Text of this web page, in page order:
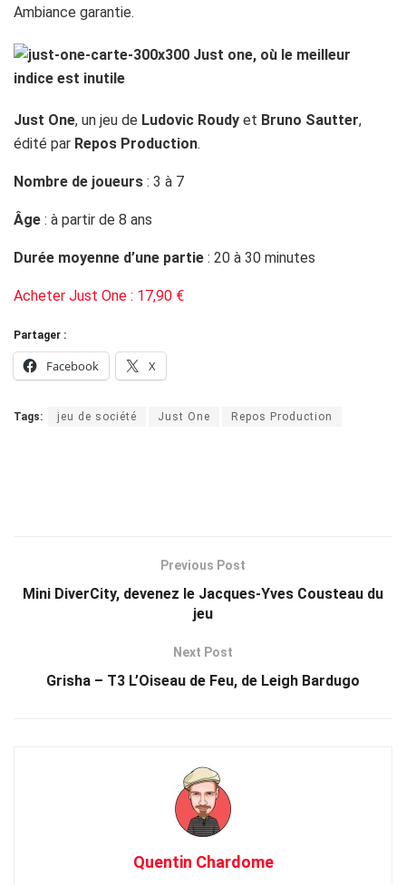
Ambiance garantie.
Just One, un jeu de Ludovic Roudy et Bruno Sautter,
édité par Repos Production.
Nombre de joueurs : 3 à 7
Âge : à partir de 8 ans
Durée moyenne d’une partie : 20 à 30 minutes
Acheter Just One : 17,90 €
Partager :
Facebook X
Tags: jeu de société Just One Repos Production
Previous Post
Mini DiverCity, devenez le Jacques-Yves Cousteau du
jeu
Next Post
Grisha – T3 L’Oiseau de Feu, de Leigh Bardugo
Quentin Chardome